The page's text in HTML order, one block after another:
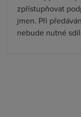
zpřístupňovat
jmen. Při
nebude nutné